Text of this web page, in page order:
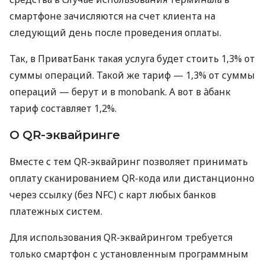
смартфоне зачисляются на счет клиента на
следующий день после проведения оплаты.
Так, в ПриватБанк такая услуга будет стоить 1,3% от
суммы операций. Такой же тариф — 1,3% от суммы
операций — берут и в monobank. А вот в àбанк
тариф составляет 1,2%.
О QR-эквайринге
Вместе с тем QR-эквайринг позволяет принимать
оплату сканированием QR-кода или дистанционно
через ссылку (без NFC) с карт любых банков
платежных систем.
Для использования QR-эквайрингом требуется
только смартфон с установленным программным